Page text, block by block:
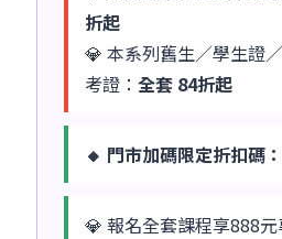
折起
💎 本系列舊生／學生證
考證： 全套 84折起
🔸 門市加碼限定折扣碼：
💎 報名全套課程享888